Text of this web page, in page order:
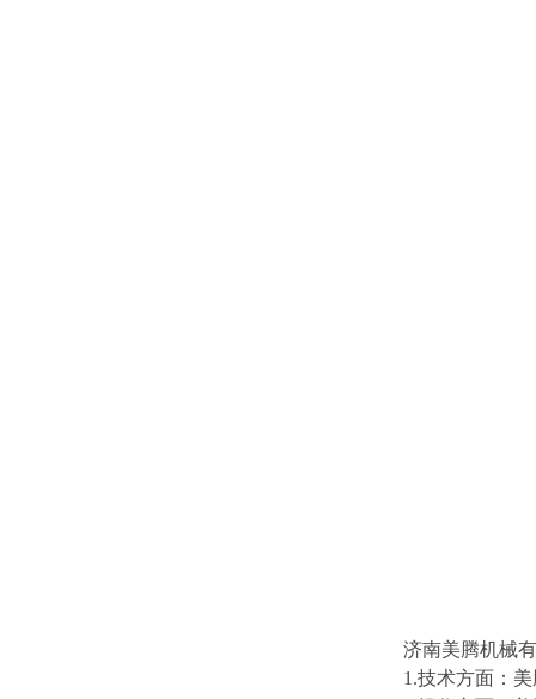
济南美腾机械有
1.技术方面：美